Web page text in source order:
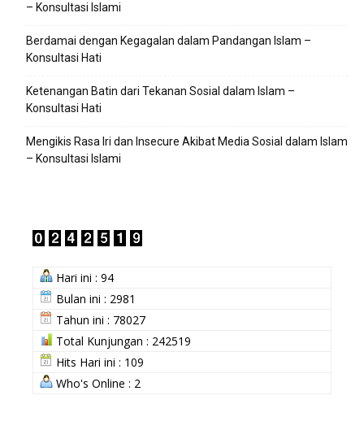
– Konsultasi Islami
Berdamai dengan Kegagalan dalam Pandangan Islam –
Konsultasi Hati
Ketenangan Batin dari Tekanan Sosial dalam Islam –
Konsultasi Hati
Mengikis Rasa Iri dan Insecure Akibat Media Sosial dalam Islam
– Konsultasi Islami
Hari ini : 94
Bulan ini : 2981
Tahun ini : 78027
Total Kunjungan : 242519
Hits Hari ini : 109
Who's Online : 2